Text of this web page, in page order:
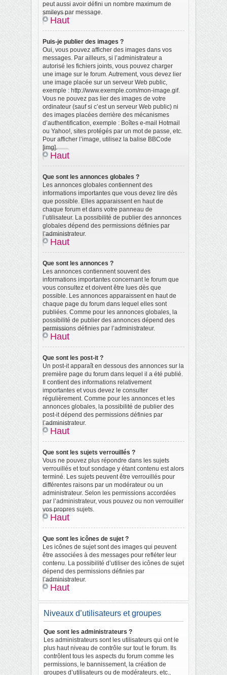
peut aussi avoir défini un nombre maximum de
smileys par message.
Haut
Puis-je publier des images ?
Oui, vous pouvez afficher des images dans vos
messages. Par ailleurs, si l’administrateur a
autorisé les fichiers joints, vous pouvez charger
une image sur le forum. Autrement, vous devez lier
une image placée sur un serveur Web public,
exemple : http://www.exemple.com/mon-image.gif.
Vous ne pouvez pas lier des images de votre
ordinateur (sauf si c’est un serveur Web public) ni
des images placées derrière des mécanismes
d’authentification, exemple : Boîtes e-mail Hotmail
ou Yahoo!, sites protégés par un mot de passe, etc.
Pour afficher l’image, utilisez la balise BBCode
[img].
Haut
Que sont les annonces globales ?
Les annonces globales contiennent des
informations importantes que vous devez lire dès
que possible. Elles apparaissent en haut de
chaque forum et dans votre panneau de
l’utilisateur. La possibilité de publier des annonces
globales dépend des permissions définies par
l’administrateur.
Haut
Que sont les annonces ?
Les annonces contiennent souvent des
informations importantes concernant le forum que
vous consultez et doivent être lues dès que
possible. Les annonces apparaissent en haut de
chaque page du forum dans lequel elles sont
publiées. Comme pour les annonces globales, la
possibilité de publier des annonces dépend des
permissions définies par l’administrateur.
Haut
Que sont les post-it ?
Un post-it apparaît en dessous des annonces sur la
première page du forum dans lequel il a été publié.
Il contient des informations relativement
importantes et vous devez le consulter
régulièrement. Comme pour les annonces et les
annonces globales, la possibilité de publier des
post-it dépend des permissions définies par
l’administrateur.
Haut
Que sont les sujets verrouillés ?
Vous ne pouvez plus répondre dans les sujets
verrouillés et tout sondage y étant contenu est alors
terminé. Les sujets peuvent être verrouillés pour
différentes raisons par un modérateur ou un
administrateur. Selon les permissions accordées
par l’administrateur, vous pouvez ou non verrouiller
vos propres sujets.
Haut
Que sont les icônes de sujet ?
Les icônes de sujet sont des images qui peuvent
être associées à des messages pour refléter leur
contenu. La possibilité d’utiliser des icônes de sujet
dépend des permissions définies par
l’administrateur.
Haut
Niveaux d’utilisateurs et groupes
Que sont les administrateurs ?
Les administrateurs sont les utilisateurs qui ont le
plus haut niveau de contrôle sur tout le forum. Ils
contrôlent tous les aspects du forum comme les
permissions, le bannissement, la création de
groupes d’utilisateurs ou de modérateurs, etc.,